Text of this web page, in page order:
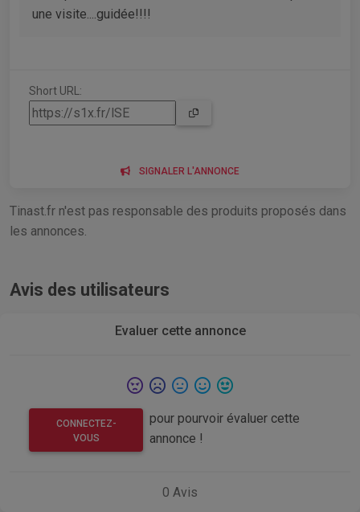
une visite....guidée!!!!
Short URL:
SIGNALER L'ANNONCE
Tinast.fr n'est pas responsable des produits proposés dans
les annonces.
Avis des utilisateurs
Evaluer cette annonce
CONNECTEZ-
VOUS
pour pourvoir évaluer cette
annonce !
0 Avis